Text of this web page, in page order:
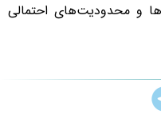
و محدودیت‌های احتمالی